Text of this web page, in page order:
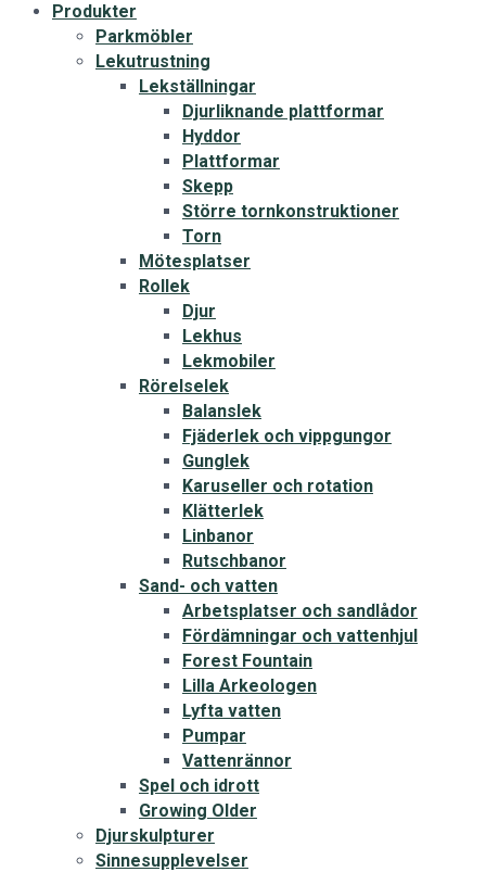
Produkter
Parkmöbler
Lekutrustning
Lekställningar
Djurliknande plattformar
Hyddor
Plattformar
Skepp
Större tornkonstruktioner
Torn
Mötesplatser
Rollek
Djur
Lekhus
Lekmobiler
Rörelselek
Balanslek
Fjäderlek och vippgungor
Gunglek
Karuseller och rotation
Klätterlek
Linbanor
Rutschbanor
Sand- och vatten
Arbetsplatser och sandlådor
Fördämningar och vattenhjul
Forest Fountain
Lilla Arkeologen
Lyfta vatten
Pumpar
Vattenrännor
Spel och idrott
Growing Older
Djurskulpturer
Sinnesupplevelser